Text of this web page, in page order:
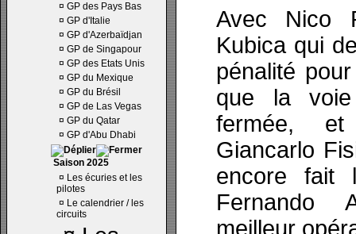
¤ GP des Pays Bas
¤ GP d'Italie
¤ GP d'Azerbaïdjan
¤ GP de Singapour
¤ GP des Etats Unis
¤ GP du Mexique
¤ GP du Brésil
¤ GP de Las Vegas
¤ GP du Qatar
¤ GP d'Abu Dhabi
Saison 2025
¤ Les écuries et les
pilotes
¤ Le calendrier / les
circuits
Avec Nico
Kubica qui
pénalité
que la
fermée,
Giancarlo
encore fait
Fernando
meilleur